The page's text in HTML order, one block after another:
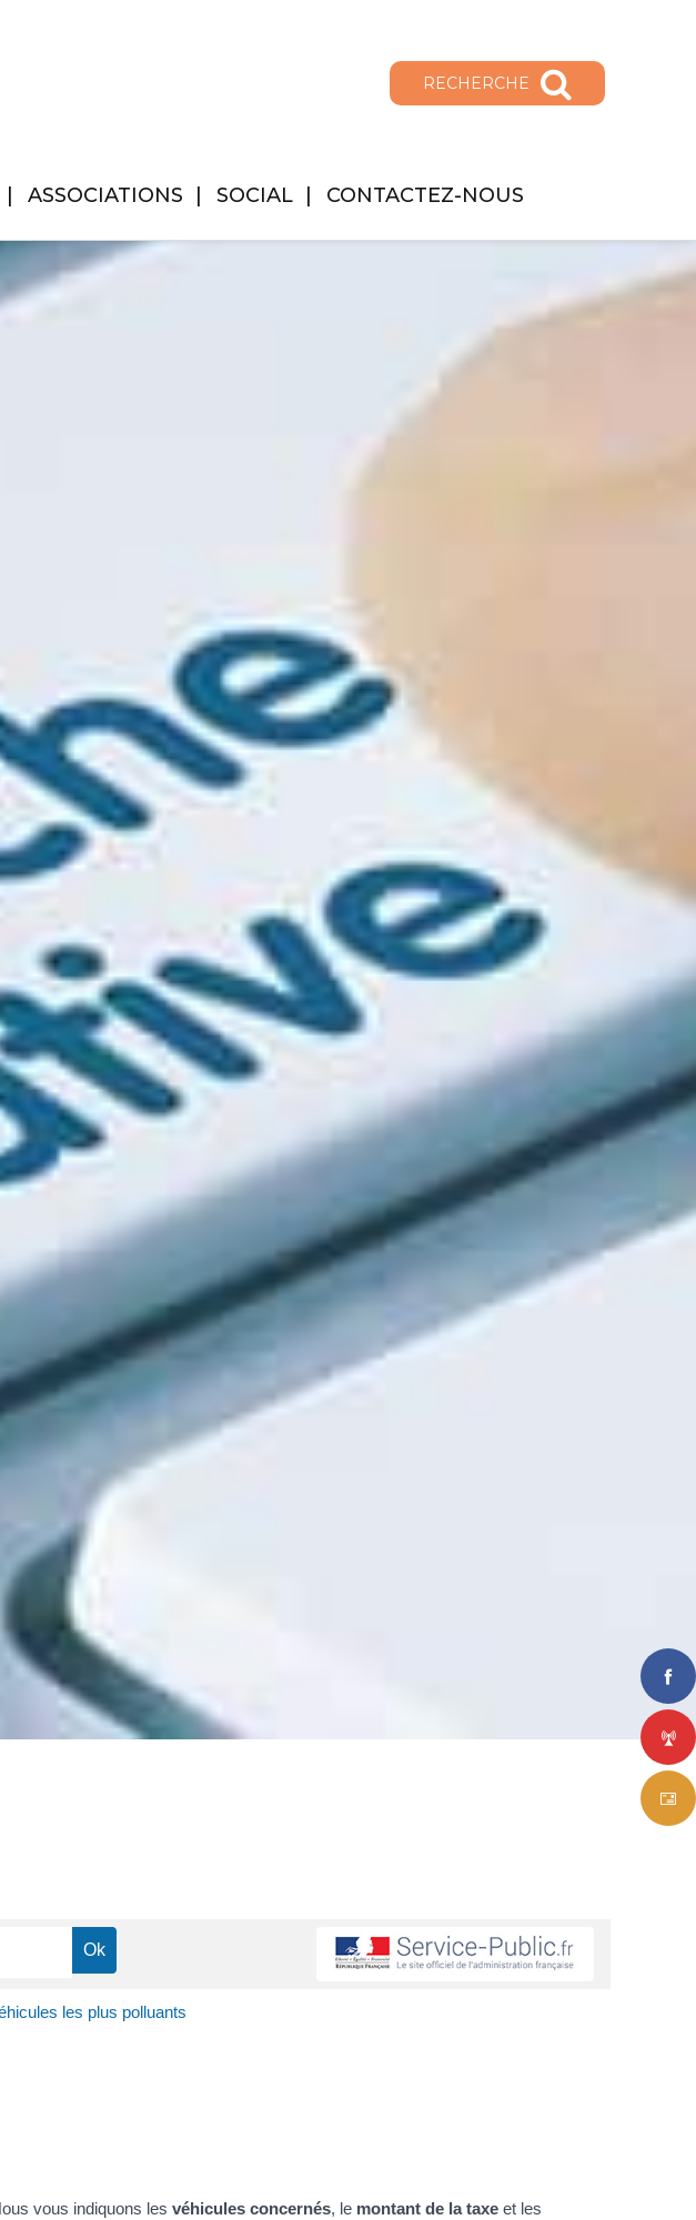
RECHERCHE
ASSOCIATIONS SOCIAL CONTACTEZ-NOUS
les plus polluants
vous indiquons les véhicules concernés, le montant de la taxe et les